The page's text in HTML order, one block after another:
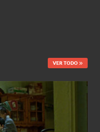
VER TODO